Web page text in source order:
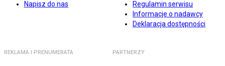
Napisz do nas
Regulamin serwisu
Informacje o nadawcy
Deklaracja dostępności
REKLAMA I PRENUMERATA PARTNERZY